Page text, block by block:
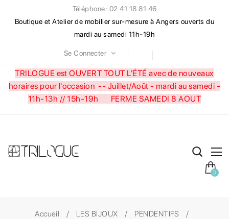
Téléphone: 02 41 18 81 46
Boutique et Atelier de mobilier sur-mesure à Angers ouverts du
mardi au samedi 11h-19h
Se Connecter
TRILOGUE est OUVERT TOUT L'ÉTÉ avec de nouveaux
horaires pour l'occasion -- Juillet/Août - mardi au samedi -
11h-13h // 15h-19h FERME SAMEDI 8 AOUT
0
Accueil LES BIJOUX
PENDENTIFS